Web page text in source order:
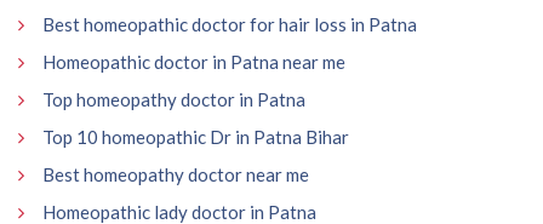
Best homeopathic doctor for hair loss in Patna
Homeopathic doctor in Patna near me
Top homeopathy doctor in Patna
Top 10 homeopathic Dr in Patna Bihar
Best homeopathy doctor near me
Homeopathic lady doctor in Patna